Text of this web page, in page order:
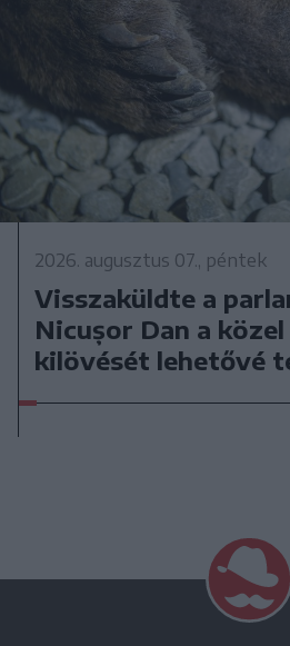
2026. augusztus 07., péntek
Visszaküldte a
Nicușor Dan a
kilövését lehetővé